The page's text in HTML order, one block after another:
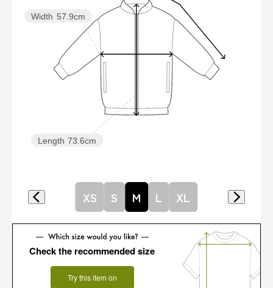
Length 73.6cm
Width 57.9cm
XS S M L XL
Check the recommended size
Try this item on